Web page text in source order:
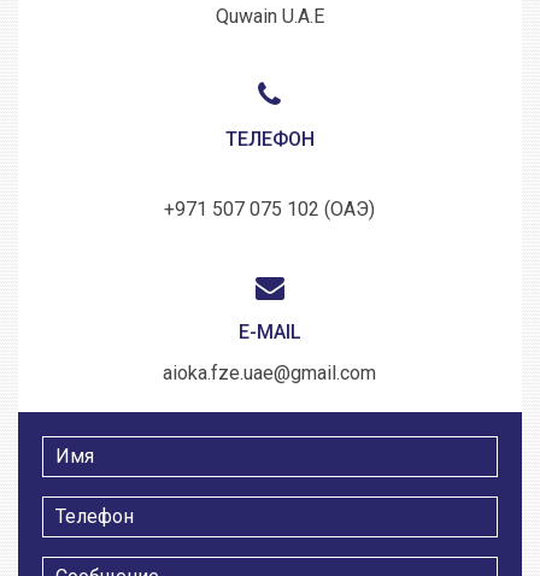
Quwain U.A.E
ТЕЛЕФОН
+971 507 075 102 (ОАЭ)
E-MAIL
aioka.fze.uae@gmail.com